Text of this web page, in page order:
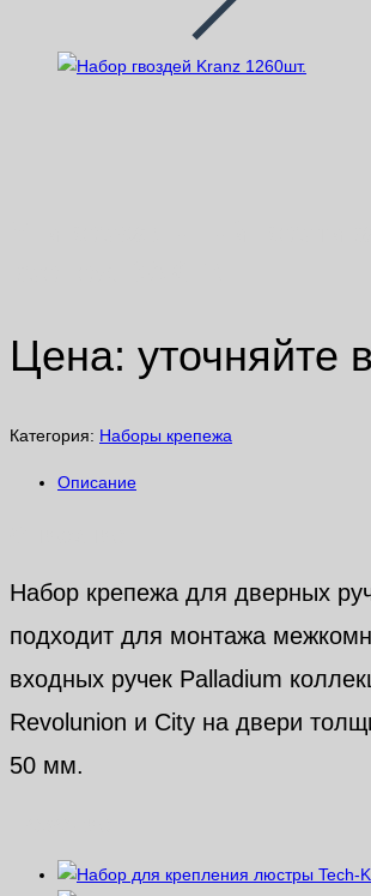
Цена: уточняйте
Категория: Наборы крепежа
Описание
Набор крепежа для дверных
подходит для монтажа
входных ручек Palladium
Revolunion и City на двери
50 мм.